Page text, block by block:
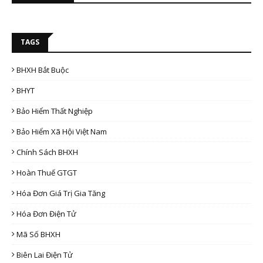
TAGS
BHXH Bắt Buộc
BHYT
Bảo Hiểm Thất Nghiệp
Bảo Hiểm Xã Hội Việt Nam
Chính Sách BHXH
Hoàn Thuế GTGT
Hóa Đơn Giá Trị Gia Tăng
Hóa Đơn Điện Tử
Mã Số BHXH
Biên Lai Điện Tử